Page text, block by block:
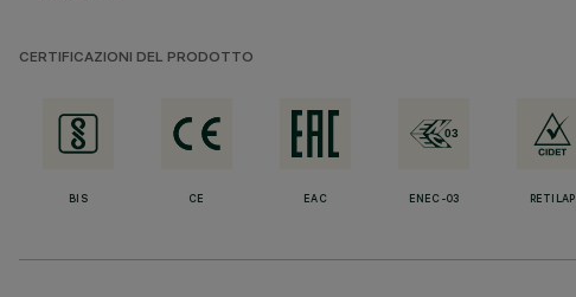
CERTIFICAZIONI DEL PRODOTTO
BIS CE EAC ENEC-03 RETILAP